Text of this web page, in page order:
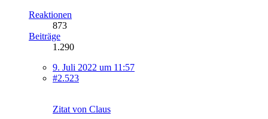
Reaktionen
873
Beiträge
1.290
9. Juli 2022 um 11:57
#2.523
Zitat von Claus